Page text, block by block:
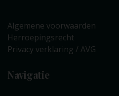
Algemene voorwaarden
Herroepingsrecht
Privacy verklaring / AVG
Navigatie